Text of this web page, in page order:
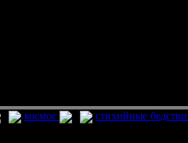
космос стихийные